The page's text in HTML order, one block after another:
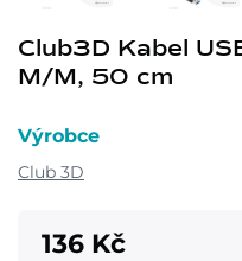
Club3D Kabel
M/M, 50 cm
Výrobce
Club 3D
136 Kč